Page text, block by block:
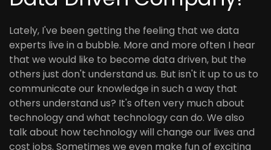
Lately, I've been getting the feeling that we data
experts live in a bubble. More and more often I hear
that we would like to become data driven, but the
others just don't understand us. But isn't it up to us to
communicate our knowledge in such a way that
others understand us? It's often very much about
technology and what technology can do. We also
talk about how technology will change our lives and
cost jobs. Sometimes we even make fun of exciting